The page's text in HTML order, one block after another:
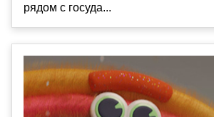
рядом с госуда...